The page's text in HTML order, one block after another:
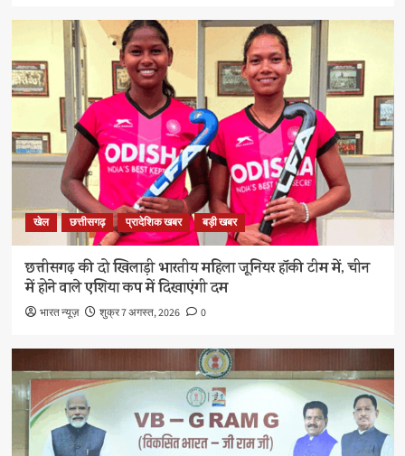
खेल छत्तीसगढ़ प्रादेशिक खबर बड़ी खबर
छत्तीसगढ़ की दो खिलाड़ी भारतीय महिला जूनियर हॉकी टीम में, चीन
में होने वाले एशिया कप में दिखाएंगी दम
भारत न्यूज़ शुक्र 7 अगस्त, 2026 0